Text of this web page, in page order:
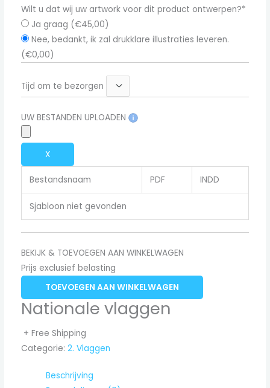
Wilt u dat wij uw artwork voor dit product ontwerpen?*
Ja graag (€45,00)
Nee, bedankt, ik zal drukklare illustraties leveren.
(€0,00)
Tijd om te bezorgen
UW BESTANDEN UPLOADEN
X
Bestandsnaam PDF INDD
Sjabloon niet gevonden
BEKIJK & TOEVOEGEN AAN WINKELWAGEN
Prijs exclusief belasting
TOEVOEGEN AAN WINKELWAGEN
Nationale vlaggen
+ Free Shipping
Categorie: 2. Vlaggen
Beschrijving